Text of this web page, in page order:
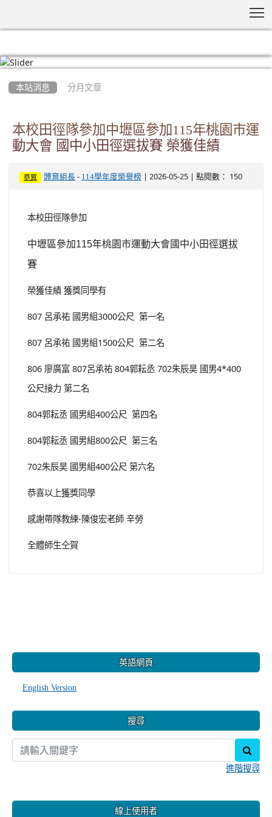
本站消息 分月文章
本校田徑隊參加中壢區參加115年桃園市運
動大會 國中小田徑選拔賽 榮獲佳績
恭賀 體育組長 - 114學年度榮譽榜 | 2026-05-25 | 點閱數： 150
本校田徑隊參加
中壢區參加115年桃園市運動大會國中小田徑選拔
賽
榮獲佳績 獲獎同學有
807 呂承祐 國男組3000公尺 第一名
807 呂承祐 國男組1500公尺 第二名
806 廖廣富 807呂承祐 804郭耘丞 702朱辰昊 國男4*400
公尺接力 第二名
804郭耘丞 國男組400公尺 第四名
804郭耘丞 國男組800公尺 第三名
702朱辰昊 國男組400公尺 第六名
恭喜以上獲獎同學
感謝帶隊教練-陳俊宏老師 辛勞
全體師生仝賀
英語網頁
English Version
搜尋
進階搜尋
線上使用者